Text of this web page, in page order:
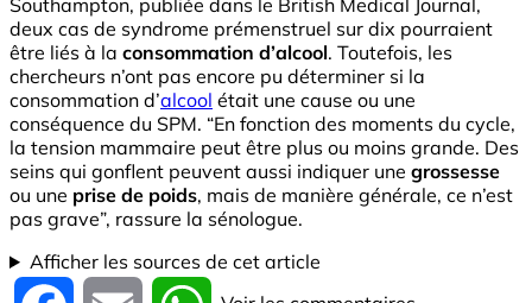
Southampton, publiée dans le British Medical Journal,
deux cas de syndrome prémenstruel sur dix pourraient
être liés à la consommation d’alcool. Toutefois, les
chercheurs n’ont pas encore pu déterminer si la
consommation d’alcool était une cause ou une
conséquence du SPM. “En fonction des moments du cycle,
la tension mammaire peut être plus ou moins grande. Des
seins qui gonflent peuvent aussi indiquer une grossesse
ou une prise de poids, mais de manière générale, ce n’est
pas grave”, rassure la sénologue.
Afficher les sources de cet article